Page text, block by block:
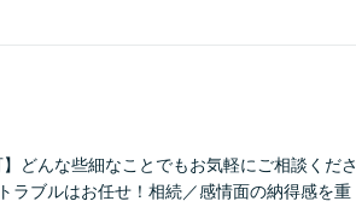
どんな些細なことでもお気軽にご相談くださ
ラブルはお任せ！相続／感情面の納得感を重